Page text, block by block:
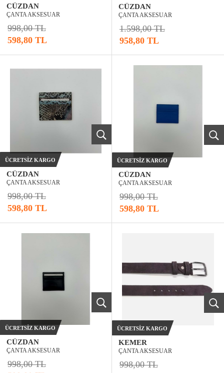
CÜZDAN
ÇANTA AKSESUAR
998,00 TL
598,80 TL
CÜZDAN
ÇANTA AKSESUAR
1.598,00 TL
958,80 TL
CÜZDAN
ÇANTA AKSESUAR
998,00 TL
598,80 TL
ÜCRETSIZ KARGO
CÜZDAN
ÇANTA AKSESUAR
998,00 TL
598,80 TL
ÜCRETSIZ KARGO
CÜZDAN
ÇANTA AKSESUAR
998,00 TL
ÜCRETSIZ KARGO
KEMER
ÇANTA AKSESUAR
998,00 TL
ÜCRETSIZ KARGO